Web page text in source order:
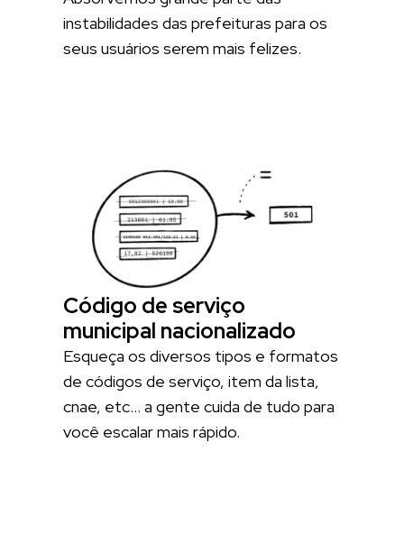
instabilidades das prefeituras para os
seus usuários serem mais felizes.
Código de serviço
municipal nacionalizado
Esqueça os diversos tipos e formatos
de códigos de serviço, item da lista,
cnae, etc… a gente cuida de tudo para
você escalar mais rápido.